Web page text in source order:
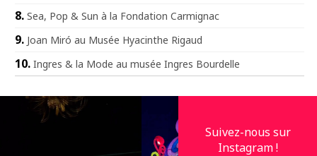
Sea, Pop & Sun à la Fondation Carmignac
Joan Miró au Musée Hyacinthe Rigaud
Ingres & la Mode au musée Ingres Bourdelle
Suivez-nous sur
Instagram !